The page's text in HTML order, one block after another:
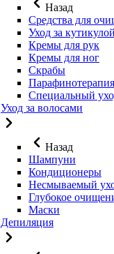
Назад
Средства для
Уход за кутикулой
Кремы для рук
Кремы для ног
Скрабы
Парафинотерапия
Специальный
Уход за волосами
Назад
Шампуни
Кондиционеры
Несмываемый
Глубокое
Маски
Депиляция